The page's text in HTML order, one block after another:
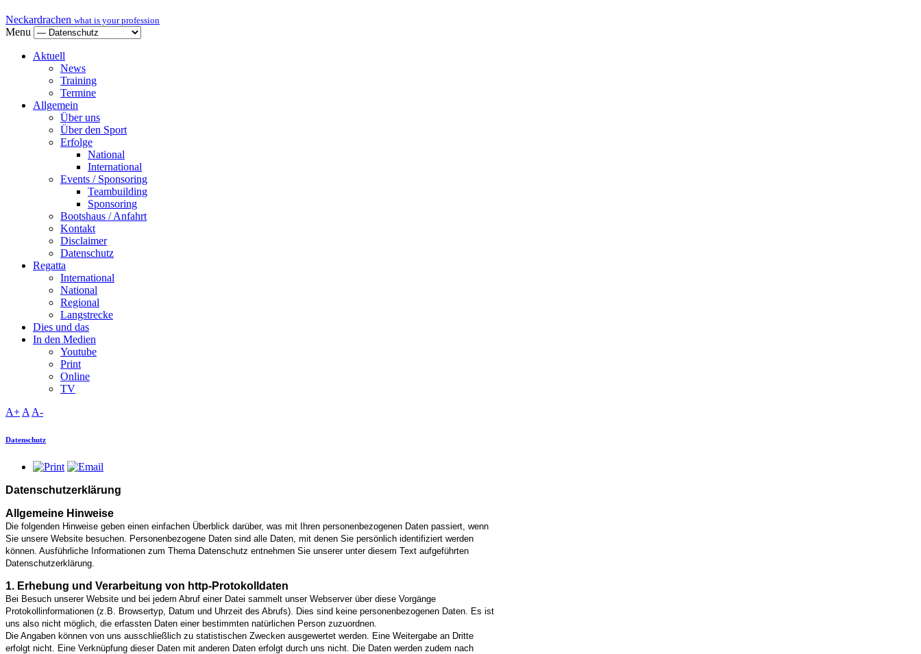
Neckardrachen what is your profession
Menu
Aktuell
News
Training
Termine
Allgemein
Über uns
Über den Sport
Erfolge
National
International
Events / Sponsoring
Teambuilding
Sponsoring
Bootshaus / Anfahrt
Kontakt
Disclaimer
Datenschutz
Regatta
International
National
Regional
Langstrecke
Dies und das
In den Medien
Youtube
Print
Online
TV
A+ A A-
Datenschutz
Datenschutzerklärung
Allgemeine Hinweise
Die folgenden Hinweise geben einen einfachen Überblick darüber, was mit Ihren personenbezogenen Daten passiert, wenn
Sie unsere Website besuchen. Personenbezogene Daten sind alle Daten, mit denen Sie persönlich identifiziert werden
können. Ausführliche Informationen zum Thema Datenschutz entnehmen Sie unserer unter diesem Text aufgeführten
Datenschutzerklärung.
1. Erhebung und Verarbeitung von http-Protokolldaten
Bei Besuch unserer Website und bei jedem Abruf einer Datei sammelt unser Webserver über diese Vorgänge
Protokollinformationen (z.B. Browsertyp, Datum und Uhrzeit des Abrufs). Dies sind keine personenbezogenen Daten. Es ist
uns also nicht möglich, die erfassten Daten einer bestimmten natürlichen Person zuzuordnen.
Die Angaben können von uns ausschließlich zu statistischen Zwecken ausgewertet werden. Eine Weitergabe an Dritte
erfolgt nicht. Eine Verknüpfung dieser Daten mit anderen Daten erfolgt durch uns nicht. Die Daten werden zudem nach